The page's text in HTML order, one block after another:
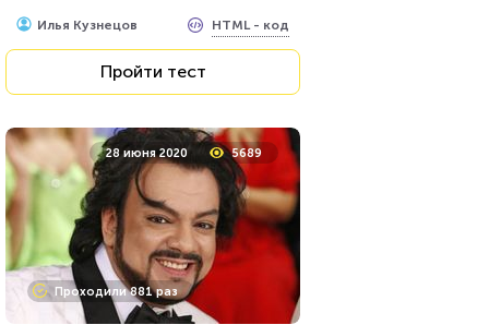
Илья Кузнецов HTML - код
Пройти тест
28 июня 2020 5689
Проходили 881 раз